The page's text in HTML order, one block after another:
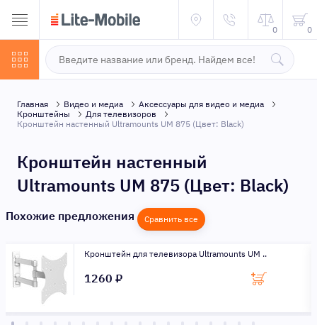
0 0
Главная Видео и медиа
Аксессуары для видео и медиа
Кронштейны
Для телевизоров
Кронштейн настенный Ultramounts UM 875 (Цвет: Black)
Кронштейн настенный
Ultramounts UM 875 (Цвет: Black)
Похожие предложения Сравнить все
Кронштейн для телевизора Ultramounts UM ..
1260 ₽